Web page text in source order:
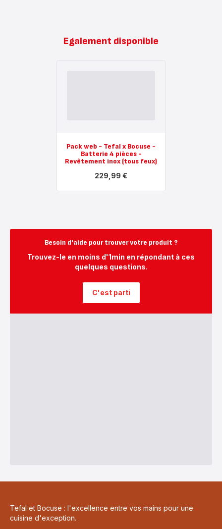
Egalement disponible
Pack web - Tefal x Bocuse -
Batterie 4 pièces -
Revêtement inox (tous feux)
229,99 €
plus...
Tefal
Bocuse
Batterie
pièces
Besoin d'aide pour trouver votre produit ?
Trouvez-le en moins d'1min en répondant à ces
quelques questions.
C'est parti
Tefal et Bocuse : l'excellence entre vos mains pour une
cuisine d'exception.